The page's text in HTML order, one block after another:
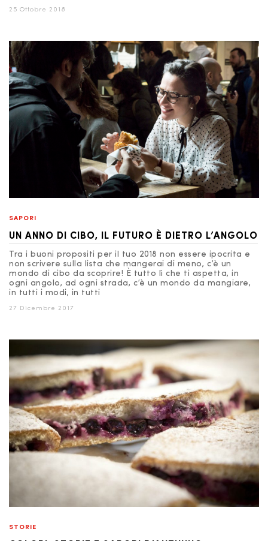
25 Ottobre 2018
SAPORI
UN ANNO DI CIBO, IL FUTURO È DIETRO L’ANGOLO
Tra i buoni propositi per il tuo 2018 non essere ipocrita e
non scrivere sulla lista che mangerai di meno, c’è un
mondo di cibo da scoprire! È tutto lì che ti aspetta, in
ogni angolo, ad ogni strada, c’è un mondo da mangiare,
in tutti i modi, in tutti
27 Dicembre 2017
STORIE